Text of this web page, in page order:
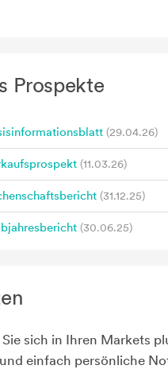
Prospekte
(29.04.26)
(11.03.26)
(31.12.25)
(30.06.25)
sich in Ihren Markets
einfach persönliche